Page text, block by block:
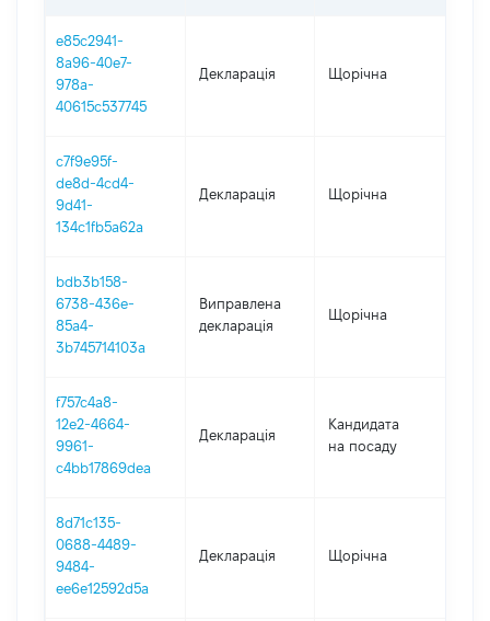
e85c2941-
8a96-40e7-
978a-
40615c537745
Декларація Щорічна
c7f9e95f-
de8d-4cd4-
9d41-
134c1fb5a62a
Декларація Щорічна
bdb3b158-
6738-436e-
85a4-
3b745714103a
Виправлена
декларація
Щорічна
f757c4a8-
12e2-4664-
9961-
c4bb17869dea
Декларація
Кандидата
на посаду
8d71c135-
0688-4489-
9484-
ee6e12592d5a
Декларація Щорічна